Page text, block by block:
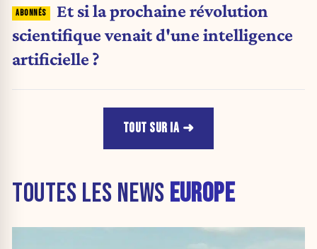
Et si la prochaine révolution
scientifique venait d'une intelligence
artificielle ?
TOUT SUR IA
TOUTES LES NEWS EUROPE